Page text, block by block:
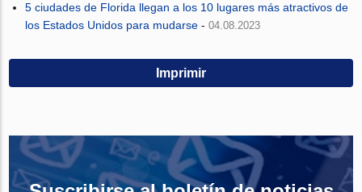
5 ciudades de Florida llegan a los 10 lugares más atractivos de
los Estados Unidos para mudarse -04.08.2023
Imprimir